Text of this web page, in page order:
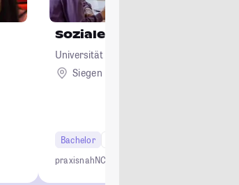
Soziale Arbeit
Universität Siegen
Siegen
Bachelor
praxisnahNC-frei